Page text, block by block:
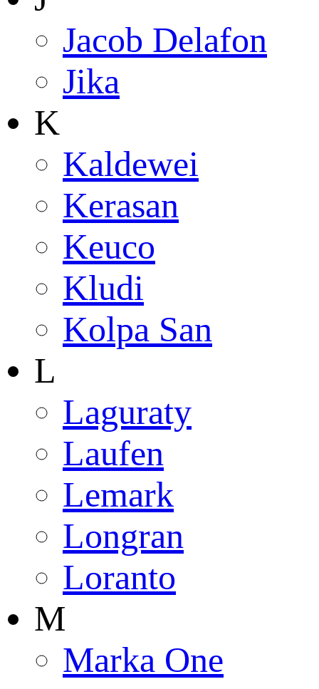
Jacob Delafon
Jika
K
Kaldewei
Kerasan
Keuco
Kludi
Kolpa San
L
Laguraty
Laufen
Lemark
Longran
Loranto
M
Marka One